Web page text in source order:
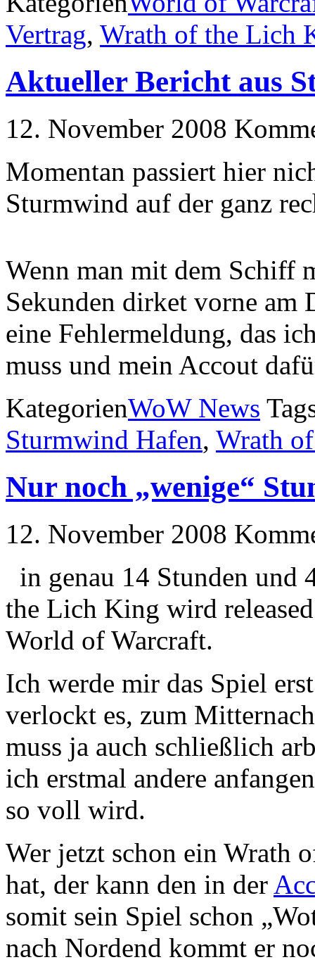
Vertrag, Wrath of the Lich
Aktueller Bericht aus
12. November 2008
Momentan passiert hier
Sturmwind auf der ganz
Wenn man mit dem Schiff
Sekunden dirket vorne am
eine Fehlermeldung, das
muss und mein Accout
KategorienWoW News
Sturmwind Hafen, Wrath
Nur noch „wenige“
12. November 2008
in genau 14 Stunden und
the Lich King wird
World of Warcraft.
Ich werde mir das Spiel
verlockt es, zum
muss ja auch schließlich
ich erstmal andere
so voll wird.
Wer jetzt schon ein Wrath
hat, der kann den in der
somit sein Spiel schon
nach Nordend kommt er